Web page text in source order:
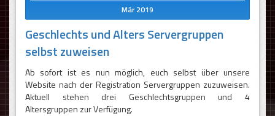
Mär 2019
Geschlechts und Alters Servergruppen
selbst zuweisen
Ab sofort ist es nun möglich, euch selbst über unsere
Website nach der Registration Servergruppen zuzuweisen.
Aktuell stehen drei Geschlechtsgruppen und 4
Altersgruppen zur Verfügung.